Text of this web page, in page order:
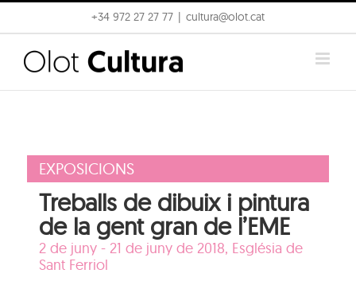
to
content
+34 972 27 27 77 cultura@olot.cat
EXPOSICIONS
Treballs de dibuix i pintura
de la gent gran de l’EME
2 de juny - 21 de juny de 2018, Església de
Sant Ferriol